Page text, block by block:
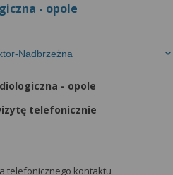
- opole
Nadbrzeżna
- opole
telefonicznie
telefonicznego kontaktu